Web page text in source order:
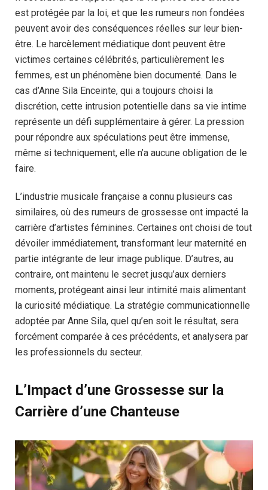
est protégée par la loi, et que les rumeurs non fondées
peuvent avoir des conséquences réelles sur leur bien-
être. Le harcèlement médiatique dont peuvent être
victimes certaines célébrités, particulièrement les
femmes, est un phénomène bien documenté. Dans le
cas d’Anne Sila Enceinte, qui a toujours choisi la
discrétion, cette intrusion potentielle dans sa vie intime
représente un défi supplémentaire à gérer. La pression
pour répondre aux spéculations peut être immense,
même si techniquement, elle n’a aucune obligation de le
faire.
L’industrie musicale française a connu plusieurs cas
similaires, où des rumeurs de grossesse ont impacté la
carrière d’artistes féminines. Certaines ont choisi de tout
dévoiler immédiatement, transformant leur maternité en
partie intégrante de leur image publique. D’autres, au
contraire, ont maintenu le secret jusqu’aux derniers
moments, protégeant ainsi leur intimité mais alimentant
la curiosité médiatique. La stratégie communicationnelle
adoptée par Anne Sila, quel qu’en soit le résultat, sera
forcément comparée à ces précédents, et analysera par
les professionnels du secteur.
L’Impact d’une Grossesse sur la
Carrière d’une Chanteuse